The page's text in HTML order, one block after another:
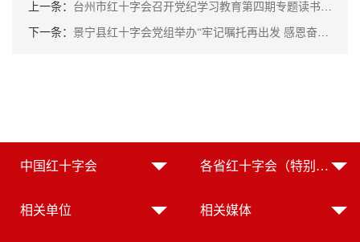
上一条： 台州市红十字会召开党纪学习教育第四期专题读书班暨党组理论学习中心组（扩大）学习会
下一条： 景宁县红十字会党组举办“牢记嘱托再出发 感恩奋进新征程”主题党日活动暨党纪学习教育专题党课
中国红十字会 各省红十字会（特别行政区红十字会）
相关单位 相关媒体